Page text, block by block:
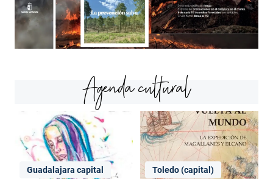
Agenda cultural
Guadalajara capital Toledo (capital)